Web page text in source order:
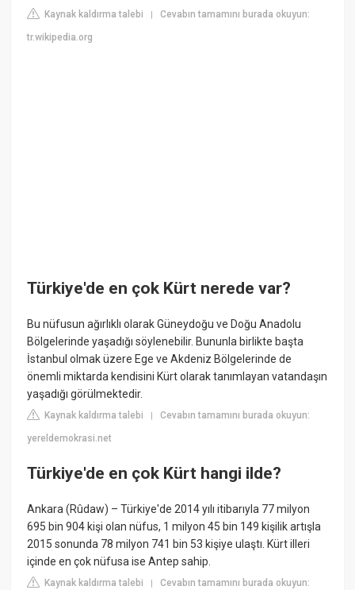
Kaynak kaldırma talebi |Cevabın tamamını burada okuyun:
tr.wikipedia.org
Türkiye'de en çok Kürt nerede var?
Bu nüfusun ağırlıklı olarak Güneydoğu ve Doğu Anadolu
Bölgelerinde yaşadığı söylenebilir. Bununla birlikte başta
İstanbul olmak üzere Ege ve Akdeniz Bölgelerinde de
önemli miktarda kendisini Kürt olarak tanımlayan vatandaşın
yaşadığı görülmektedir.
Kaynak kaldırma talebi |Cevabın tamamını burada okuyun:
yereldemokrasi.net
Türkiye'de en çok Kürt hangi ilde?
Ankara (Rûdaw) – Türkiye'de 2014 yılı itibarıyla 77 milyon
695 bin 904 kişi olan nüfus, 1 milyon 45 bin 149 kişilik artışla
2015 sonunda 78 milyon 741 bin 53 kişiye ulaştı. Kürt illeri
içinde en çok nüfusa ise Antep sahip.
Kaynak kaldırma talebi |Cevabın tamamını burada okuyun: